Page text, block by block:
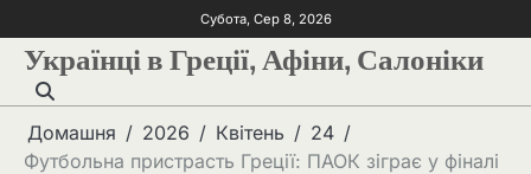
Субота, Сер 8, 2026
Українці в Греції, Афіни, Салоніки
Домашня 2026 Квітень
24
Футбольна пристрасть Греції: ПАОК зіграє у фіналі